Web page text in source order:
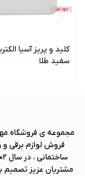
کلید و پریز آسیا
سفید طلا
مجموعه ی فروشگاه
فروش لوازم برقی و
مشتریان عزیز تصمیم